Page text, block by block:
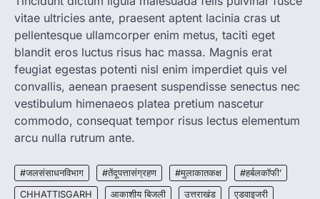
2
विभाग का बड़ा एक्शन
More Khabar
रायपुर। छत्तीसगढ़ में शराब दुकानों में अधिक कीमत पर
बिक्री और अन्य गंभीर अनियमितताओं के…
3
CHHATTISGARH
CG:NEET/JEEऑनलाइन कोचिंग सुविधा हेतु
कोचिंग संस्थानों से आवेदन आमंत्रित
More Khabar
रायपुर। शैक्षणिक सत्र 2026-27 में सरगुजा जिले के
शासकीय विद्यालयों में कक्षा 11वीं विज्ञान संकाय…
vitae ultricies ante, praesent aptent lacinia cras ut
pellentesque ullamcorper enim metus, taciti eget
blandit eros luctus risus hac massa. Magnis erat
feugiat egestas potenti nisl enim imperdiet quis vel
convallis, aenean praesent suspendisse senectus nec
vestibulum himenaeos platea pretium nascetur
commodo, consequat tempor risus lectus elementum
arcu nulla rutrum ante.
#जलसंसाधनविभाग #तेंदूपत्तासंग्रहण #मुलाकातकक्ष
#हर्बलकॉफी’
CHHATTISGARH
आकाशीय बिजली उत्तराखंड एडवाइजरी